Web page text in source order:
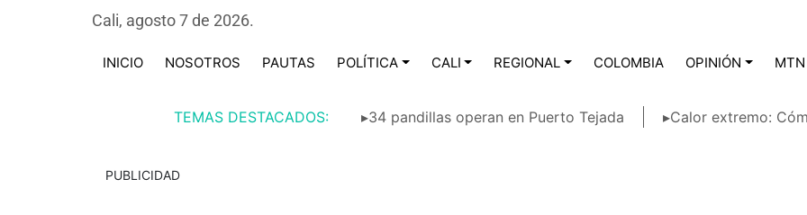
Cali, agosto 7 de 2026.
INICIO NOSOTROS PAUTAS POLÍTICA CALI REGIONAL COLOMBIA OPINIÓN MTN
TEMAS DESTACADOS: ▸34 pandillas operan en Puerto Tejada ▸Calor extremo:
PUBLICIDAD